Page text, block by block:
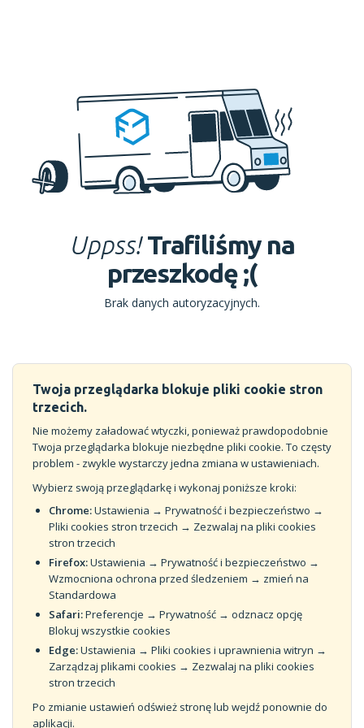
Uppss! Trafiliśmy na
przeszkodę ;(
Brak danych autoryzacyjnych.
Twoja przeglądarka blokuje pliki cookie stron
trzecich.
Nie możemy załadować wtyczki, ponieważ prawdopodobnie
Twoja przeglądarka blokuje niezbędne pliki cookie. To częsty
problem - zwykle wystarczy jedna zmiana w ustawieniach.
Wybierz swoją przeglądarkę i wykonaj poniższe kroki:
Chrome:Ustawienia → Prywatność i bezpieczeństwo →
Pliki cookies stron trzecich → Zezwalaj na pliki cookies
stron trzecich
Firefox:Ustawienia → Prywatność i bezpieczeństwo →
Wzmocniona ochrona przed śledzeniem → zmień na
Standardowa
Safari:Preferencje → Prywatność → odznacz opcję
Blokuj wszystkie cookies
Edge:Ustawienia → Pliki cookies i uprawnienia witryn →
Zarządzaj plikami cookies → Zezwalaj na pliki cookies
stron trzecich
Po zmianie ustawień odśwież stronę lub wejdź ponownie do
aplikacji.